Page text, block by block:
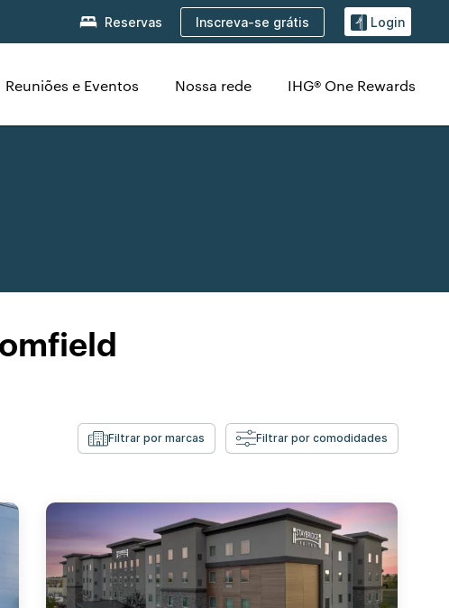
Reservas Inscreva-se grátis Login
Reuniões e Eventos Nossa rede IHG® One Rewards
Filtrar por marcas Filtrar por comodidades